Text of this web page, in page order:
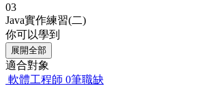
03
Java實作練習(二)
你可以學到
展開全部
適合對象
軟體工程師 0筆職缺